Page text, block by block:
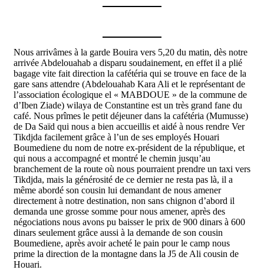
Nous arrivâmes à la garde Bouira vers 5,20 du matin, dès notre
arrivée Abdelouahab a disparu soudainement, en effet il a plié
bagage vite fait direction la cafétéria qui se trouve en face de la
gare sans attendre (Abdelouahab Kara Ali et le représentant de
l’association écologique el « MABDOUE » de la commune de
d’Iben Ziade) wilaya de Constantine est un très grand fane du
café. Nous prîmes le petit déjeuner dans la cafétéria (Mumusse)
de Da Saïd qui nous a bien accueillis et aidé à nous rendre Ver
Tikdjda facilement grâce à l’un de ses employés Houari
Boumediene du nom de notre ex-président de la république, et
qui nous a accompagné et montré le chemin jusqu’au
branchement de la route où nous pourraient prendre un taxi vers
Tikdjda, mais la générosité de ce dernier ne resta pas là, il a
même abordé son cousin lui demandant de nous amener
directement à notre destination, non sans chignon d’abord il
demanda une grosse somme pour nous amener, après des
négociations nous avons pu baisser le prix de 900 dinars à 600
dinars seulement grâce aussi à la demande de son cousin
Boumediene, après avoir acheté le pain pour le camp nous
prime la direction de la montagne dans la J5 de Ali cousin de
Houari.